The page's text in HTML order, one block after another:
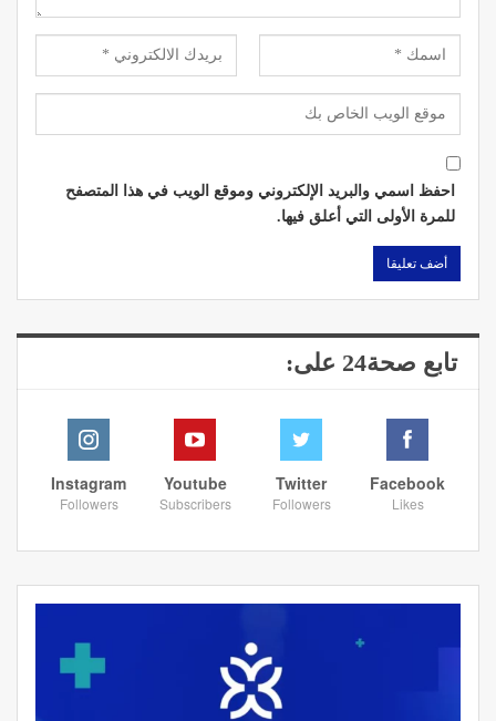
احفظ اسمي والبريد الإلكتروني وموقع الويب في هذا المتصفح
للمرة الأولى التي أعلق فيها.
تابع صحة24 على:
Facebook
Likes
Twitter
Followers
Youtube
Subscribers
Instagram
Followers